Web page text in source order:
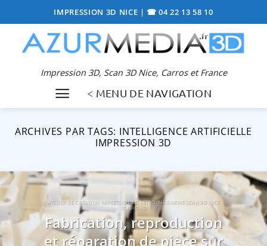
au
contenu
IMPRESSION 3D NICE | ☎ 04 22 13 58 10
Impression 3D, Scan 3D Nice, Carros et France
< MENU DE NAVIGATION
ARCHIVES PAR TAGS: INTELLIGENCE ARTIFICIELLE
IMPRESSION 3D
ATELIER DE CRÉATION IMPRESSION 3D RÉTRO-INGÉNIERIE SCAN 3D NICE
STUDIO 3D
Fabrication, reproduction
et réparation de pièce sur